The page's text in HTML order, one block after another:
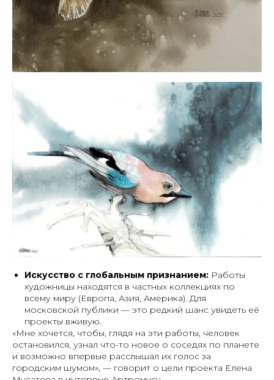
Искусство с глобальным признанием: Работы
художницы находятся в частных коллекциях по
всему миру (Европа, Азия, Америка). Для
московской публики — это редкий шанс увидеть её
проекты вживую.
«Мне хочется, чтобы, глядя на эти работы, человек
остановился, узнал что-то новое о соседях по планете
и возможно впервые расслышал их голос за
городским шумом», — говорит о цели проекта Елена
Артромус — площадка,
объединяющая
профессиональных художников
и ценителей искусства.